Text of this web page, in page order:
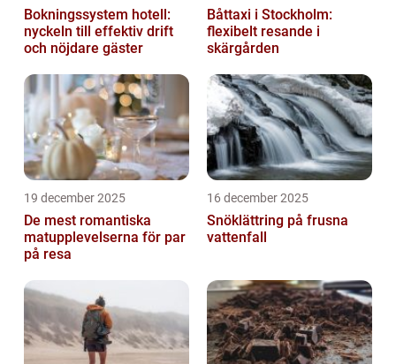
Bokningssystem hotell:
nyckeln till effektiv drift
och nöjdare gäster
Båttaxi i Stockholm:
flexibelt resande i
skärgården
19 december 2025
De mest romantiska
matupplevelserna för par
på resa
16 december 2025
Snöklättring på frusna
vattenfall